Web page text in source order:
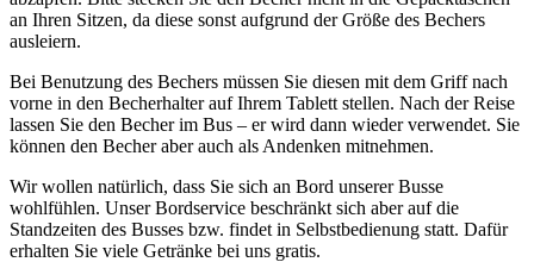
an Ihren Sitzen, da diese sonst aufgrund der Größe des Bechers
ausleiern.
Bei Benutzung des Bechers müssen Sie diesen mit dem Griff nach
vorne in den Becherhalter auf Ihrem Tablett stellen. Nach der Reise
lassen Sie den Becher im Bus – er wird dann wieder verwendet. Sie
können den Becher aber auch als Andenken mitnehmen.
Wir wollen natürlich, dass Sie sich an Bord unserer Busse
wohlfühlen. Unser Bordservice beschränkt sich aber auf die
Standzeiten des Busses bzw. findet in Selbstbedienung statt. Dafür
erhalten Sie viele Getränke bei uns gratis.